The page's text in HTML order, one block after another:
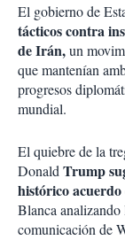
El gobierno de
tácticos contra
de Irán,un
que mantenían
progresos
mundial.
El quiebre de la
DonaldTrump
histórico acuerdo
Blanca
comunicación de